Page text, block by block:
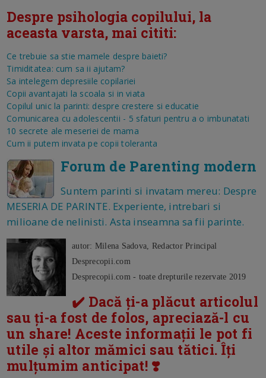
Despre psihologia copilului, la
aceasta varsta, mai cititi:
Ce trebuie sa stie mamele despre baieti?
Timiditatea: cum sa ii ajutam?
Sa intelegem depresiile copilariei
Copii avantajati la scoala si in viata
Copilul unic la parinti: despre crestere si educatie
Comunicarea cu adolescentii - 5 sfaturi pentru a o imbunatati
10 secrete ale meseriei de mama
Cum ii putem invata pe copii toleranta
Forum de Parenting modern
Suntem parinti si invatam mereu: Despre
MESERIA DE PARINTE. Experiente, intrebari si
milioane de nelinisti. Asta inseamna sa fii parinte.
autor: Milena Sadova, Redactor Principal
Desprecopii.com
Desprecopii.com - toate drepturile rezervate 2019
✔️ Dacă ți-a plăcut articolul
sau ți-a fost de folos, apreciază-l cu
un share! Aceste informații le pot fi
utile și altor mămici sau tătici. Îți
mulțumim anticipat! ❣️